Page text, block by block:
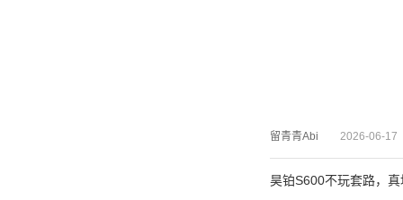
留青青Abi 2026-06-17
昊铂S600不玩套路，